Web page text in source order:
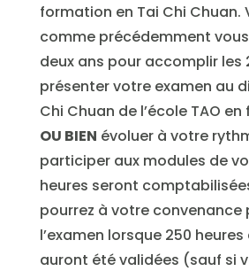
formation en Tai Chi Chuan.
comme précédemment
deux ans pour accomplir les
présenter votre examen au
Chi Chuan de l’école TAO
OU BIEN évoluer à votre
participer aux modules de
heures seront
pourrez à votre convenance
l’examen lorsque 250
auront été validées (sauf si